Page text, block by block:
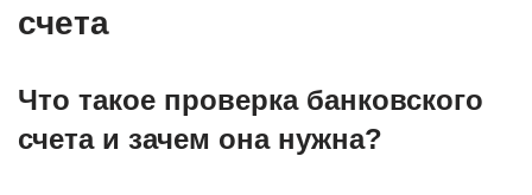
счета
Что такое проверка банковского
счета и зачем она нужна?